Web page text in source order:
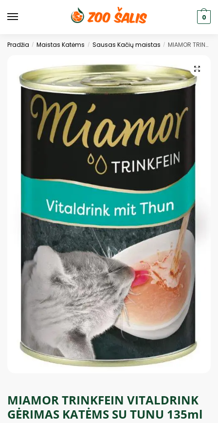
0
Pradžia / Maistas Katėms / Sausas Kačių maistas / MIAMOR TRINKFEIN VITALDRINK GĖRIMAS KATĖMS SU TUNU 135ml
MIAMOR TRINKFEIN VITALDRINK
GĖRIMAS KATĖMS SU TUNU 135ml